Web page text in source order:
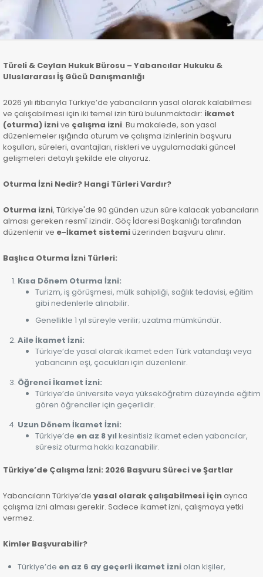
Türeli & Ceylan Hukuk Bürosu – Yabancılar Hukuku &
Uluslararası İş Gücü Danışmanlığı
2026 yılı itibarıyla Türkiye’de yabancıların yasal olarak kalabilmesi
ve çalışabilmesi için iki temel izin türü bulunmaktadır: ikamet
(oturma) iznive çalışma izni. Bu makalede, son yasal
düzenlemeler ışığında oturum ve çalışma izinlerinin başvuru
koşulları, süreleri, avantajları, riskleri ve uygulamadaki güncel
gelişmeleri detaylı şekilde ele alıyoruz.
Oturma İzni Nedir? Hangi Türleri Vardır?
Oturma izni, Türkiye'de 90 günden uzun süre kalacak yabancıların
alması gereken resmî izindir. Göç İdaresi Başkanlığı tarafından
düzenlenir ve e-İkamet sistemiüzerinden başvuru alınır.
Başlıca Oturma İzni Türleri:
Kısa Dönem Oturma İzni:
Turizm, iş görüşmesi, mülk sahipliği, sağlık tedavisi, eğitim
gibi nedenlerle alınabilir.
Genellikle 1 yıl süreyle verilir; uzatma mümkündür.
Aile İkamet İzni:
Türkiye’de yasal olarak ikamet eden Türk vatandaşı veya
yabancının eşi, çocukları için düzenlenir.
Öğrenci İkamet İzni:
Türkiye’de üniversite veya yükseköğretim düzeyinde eğitim
gören öğrenciler için geçerlidir.
Uzun Dönem İkamet İzni:
Türkiye’de en az 8 yılkesintisiz ikamet eden yabancılar,
süresiz oturma hakkı kazanabilir.
Türkiye’de Çalışma İzni: 2026 Başvuru Süreci ve Şartlar
Yabancıların Türkiye’de yasal olarak çalışabilmesi içinayrıca
çalışma izni alması gerekir. Sadece ikamet izni, çalışmaya yetki
vermez.
Kimler Başvurabilir?
Türkiye’de en az 6 ay geçerli ikamet izni olan kişiler,